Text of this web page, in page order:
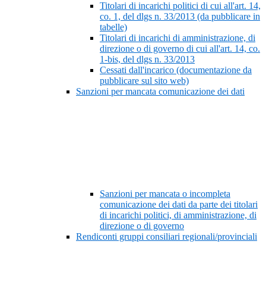
Titolari di incarichi politici di cui all'art. 14,
co. 1, del dlgs n. 33/2013 (da pubblicare in
tabelle)
Titolari di incarichi di amministrazione, di
direzione o di governo di cui all'art. 14, co.
1-bis, del dlgs n. 33/2013
Cessati dall'incarico (documentazione da
pubblicare sul sito web)
Sanzioni per mancata comunicazione dei dati
Sanzioni per mancata o incompleta
comunicazione dei dati da parte dei titolari
di incarichi politici, di amministrazione, di
direzione o di governo
Rendiconti gruppi consiliari regionali/provinciali